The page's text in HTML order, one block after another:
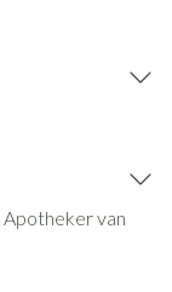
Apotheker van